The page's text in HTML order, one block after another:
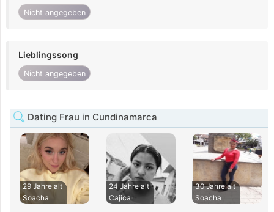
Nicht angegeben
Lieblingssong
Nicht angegeben
Dating Frau in Cundinamarca
29 Jahre alt
Soacha
24 Jahre alt
Cajica
30 Jahre alt
Soacha